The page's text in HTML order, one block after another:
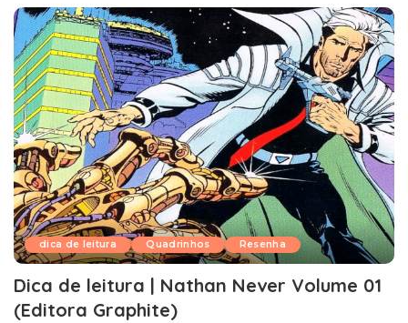
dica de leitura Quadrinhos Resenha
Dica de leitura | Nathan Never Volume 01
(Editora Graphite)